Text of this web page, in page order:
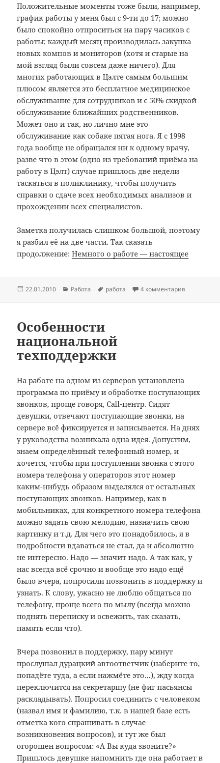
Положительные моменты тоже были, например,
график работы у меня был с 9-ти до 17; можно
было спокойно отпроситься на пару часиков с
работы; каждый месяц производилась закупка
новых компов и мониторов (хотя и старые на
мой взгляд были совсем даже ничего). Для
многих работающих в Цэлте самым большим
плюсом является это бесплатное медицинское
обслуживание для сотрудников и с 50% скидкой
обслуживание ближайших родственников.
Может оно и так, но лично мне это
обслуживание как собаке пятая нога. Я с 1998
года вообще не обращался ни к одному врачу,
разве что в этом (одно из требований приёма на
работу в Цэлт) случае пришлось две недели
таскаться в поликлинику, чтобы получить
справки о сдаче всех необходимых анализов и
прохождении всех специалистов.
Заметка получилась слишком большой, поэтому
я разбил её на две части. Так сказать
продолжение:Немного о работе — настоящее
Опубликовано
22.01.2010 Рубрики
Работа Метки
работа 4 комментария
Особенности
национальной
техподдержки
На работе на одном из серверов установлена
программа по приёму и обработке поступающих
звонков, проще говоря, Call-центр. Сидят
девушки, отвечают поступающие звонки, на
сервере всё фиксируется и записывается. На днях
у руководства возникала одна идея. Допустим,
знаем определённый телефонный номер, и
хочется, чтобы при поступлении звонка с этого
номера телефона у операторов этот номер
каким-нибудь образом выделялся от остальных
поступающих звонков. Например, как в
мобильниках, для конкретного номера телефона
можно задать свою мелодию, назначить свою
картинку и т.д. Для чего это понадобилось, я в
подробности вдаваться не стал, да и абсолютно
не интересно. Надо — значит надо. А так как, у
нас всегда всё срочно и вообще это надо ещё
было вчера, попросили позвонить в поддержку и
узнать. К слову, ужасно не люблю общаться по
телефону, проще всего по мылу (всегда можно
поднять переписку и освежить, так сказать,
память если что).
Вчера позвонил в поддержку, пару минут
прослушал дурацкий автоответчик (наберите то,
попадёте туда, а если нажмёте это…), жду когда
переключится на секретаршу (не фиг пасьянсы
раскладывать). Попросил соединить с человеком
(назвал имя и фамилию, т.к. в нашей базе есть
отметка кого спрашивать в случае
возникновения вопросов), и тут же был
огорошен вопросом: «А Вы куда звоните?»
Пришлось девушке напомнить где она работает в